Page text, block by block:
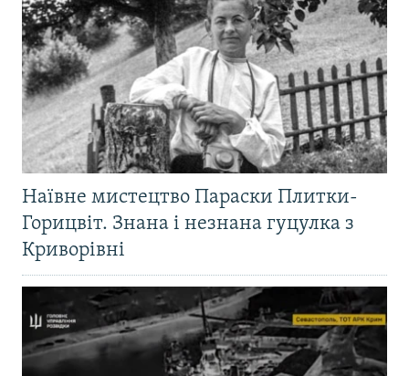
Наївне мистецтво Параски Плитки-
Горицвіт. Знана і незнана гуцулка з
Криворівні